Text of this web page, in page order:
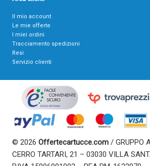
Il mio account
Le mie offerte
I miei ordini
Tracciamento spedizioni
Resi
Servizio clienti
© 2026 Offertecartucce.com / GRUPPO
CERRO TARTARI, 21 – 03030 VILLA